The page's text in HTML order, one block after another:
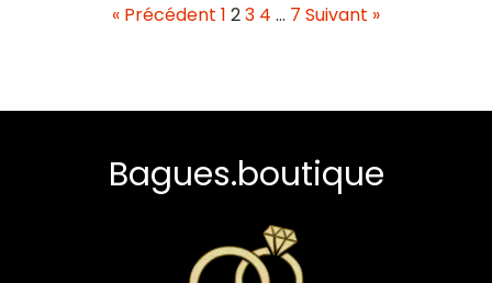
« Précédent 1 23 4 … 7 Suivant »
Bagues.boutique